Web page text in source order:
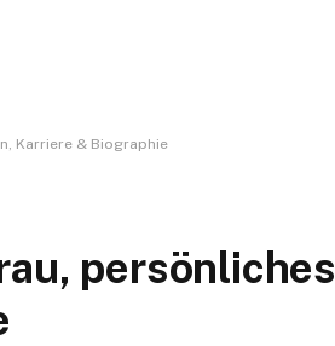
Karriere & Biographie
persönliches